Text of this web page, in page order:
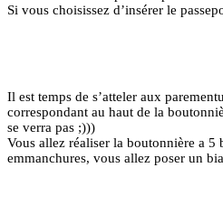
Si vous choisissez d’insérer le
Il est temps de s’atteler aux
correspondant au haut de la
se verra pas ;)))
Vous allez réaliser la boutonnière a 5
emmanchures, vous allez poser un